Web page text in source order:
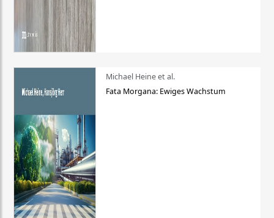
Michael Heine et al.
Fata Morgana: Ewiges Wachstum